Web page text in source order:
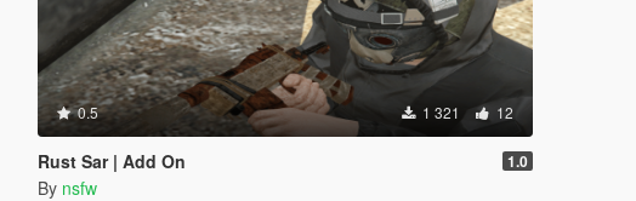
0.5 1 321 12
Rust Sar | Add On 1.0
By nsfw